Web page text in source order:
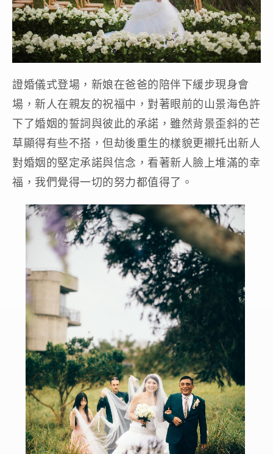
證婚儀式登場，新娘在爸爸的陪伴下緩步現身會
場，新人在親友的祝福中，對著眼前的山景海色許
下了婚姻的誓詞與彼此的承諾，雖然背景歪斜的芒
草顯得有些不搭，但劫後重生的樣貌更襯托出新人
對婚姻的堅定承諾與信念，看著新人臉上堆滿的幸
福，我們覺得一切的努力都值得了。